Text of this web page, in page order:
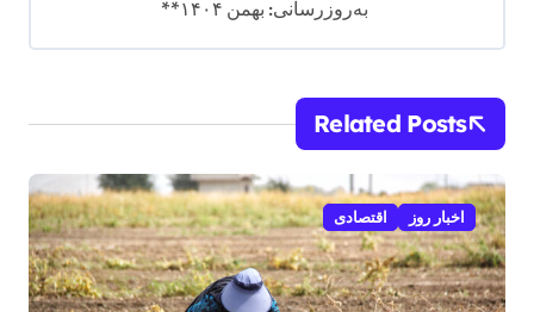
به‌روزرسانی: بهمن ۱۴۰۴**
Related Posts
اخبار روز اقتصادی